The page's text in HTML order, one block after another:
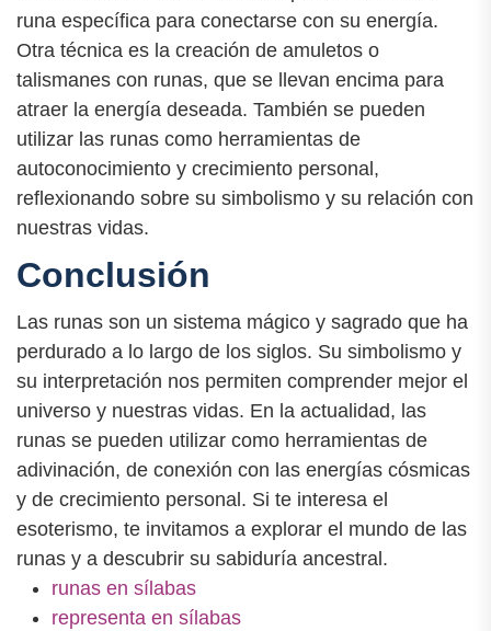
runa específica para conectarse con su energía.
Otra técnica es la creación de amuletos o
talismanes con runas, que se llevan encima para
atraer la energía deseada. También se pueden
utilizar las runas como herramientas de
autoconocimiento y crecimiento personal,
reflexionando sobre su simbolismo y su relación con
nuestras vidas.
Conclusión
Las runas son un sistema mágico y sagrado que ha
perdurado a lo largo de los siglos. Su simbolismo y
su interpretación nos permiten comprender mejor el
universo y nuestras vidas. En la actualidad, las
runas se pueden utilizar como herramientas de
adivinación, de conexión con las energías cósmicas
y de crecimiento personal. Si te interesa el
esoterismo, te invitamos a explorar el mundo de las
runas y a descubrir su sabiduría ancestral.
runas en sílabas
representa en sílabas